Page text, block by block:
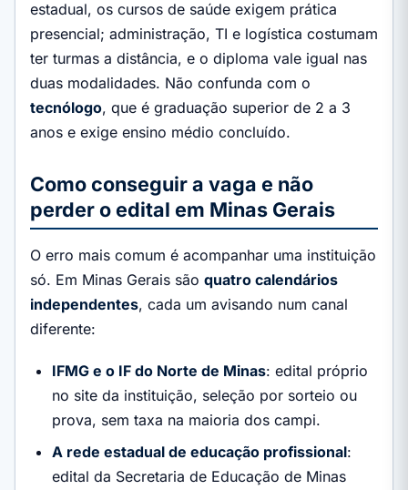
estadual, os cursos de saúde exigem prática
presencial; administração, TI e logística costumam
ter turmas a distância, e o diploma vale igual nas
duas modalidades. Não confunda com o
tecnólogo, que é graduação superior de 2 a 3
anos e exige ensino médio concluído.
Como conseguir a vaga e não
perder o edital em Minas Gerais
O erro mais comum é acompanhar uma instituição
só. Em Minas Gerais são quatro calendários
independentes, cada um avisando num canal
diferente:
IFMG e o IF do Norte de Minas: edital próprio
no site da instituição, seleção por sorteio ou
prova, sem taxa na maioria dos campi.
A rede estadual de educação profissional:
edital da Secretaria de Educação de Minas